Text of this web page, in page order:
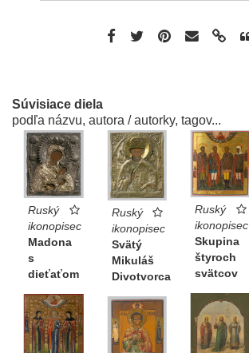
Súvisiace diela
podľa názvu, autora / autorky, tagov...
Ruský
ikonopisec
Madona
s
dieťaťom
Ruský
ikonopisec
Svätý
Mikuláš
Divotvorca
Ruský
ikonopisec
Skupina
štyroch
svätcov